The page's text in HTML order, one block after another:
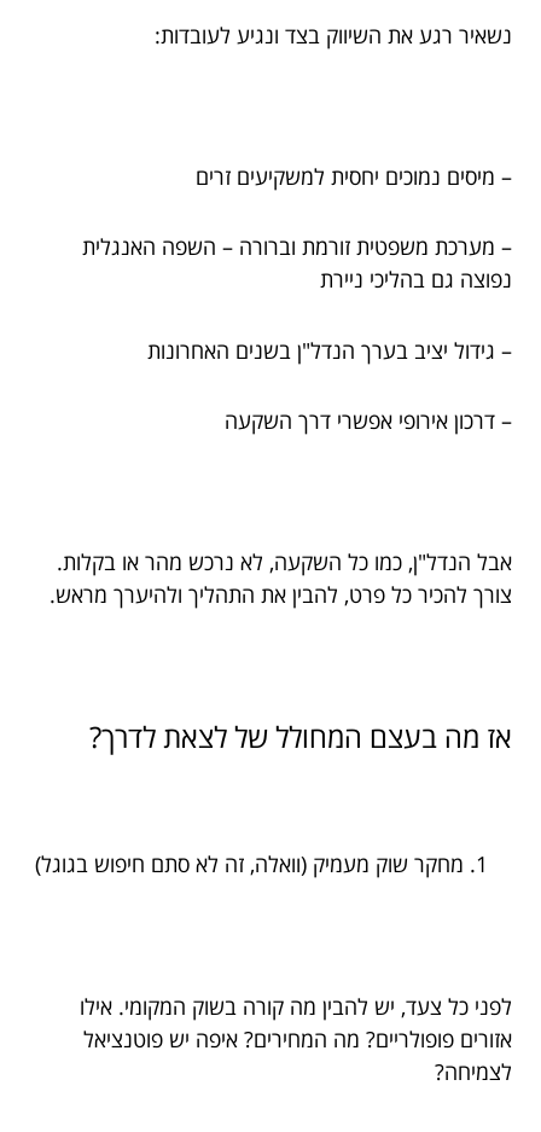
נשאיר רגע את השיווק בצד ונגיע לעובדות:
– מיסים נמוכים יחסית למשקיעים זרים
– מערכת משפטית זורמת וברורה – השפה האנגלית
נפוצה גם בהליכי ניירת
– גידול יציב בערך הנדל"ן בשנים האחרונות
– דרכון אירופי אפשרי דרך השקעה
אבל הנדל"ן, כמו כל השקעה, לא נרכש מהר או בקלות.
צורך להכיר כל פרט, להבין את התהליך ולהיערך מראש.
אז מה בעצם המחולל של לצאת לדרך?
מחקר שוק מעמיק (וואלה, זה לא סתם חיפוש בגוגל)
לפני כל צעד, יש להבין מה קורה בשוק המקומי. אילו
אזורים פופולריים? מה המחירים? איפה יש פוטנציאל
לצמיחה?